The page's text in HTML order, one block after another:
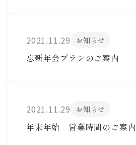
2021.11.29 お知らせ
忘新年会プランのご案内
2021.11.29 お知らせ
年末年始 営業時間のご案内